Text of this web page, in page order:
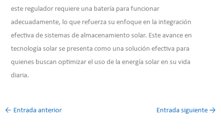
este regulador requiere una batería para funcionar
adecuadamente, lo que refuerza su enfoque en la integración
efectiva de sistemas de almacenamiento solar. Este avance en
tecnología solar se presenta como una solución efectiva para
quienes buscan optimizar el uso de la energía solar en su vida
diaria.
← Entrada anterior Entrada siguiente →